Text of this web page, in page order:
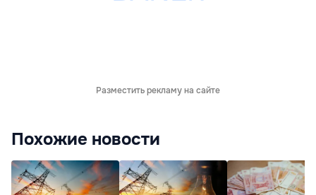
Разместить рекламу на сайте
Похожие новости